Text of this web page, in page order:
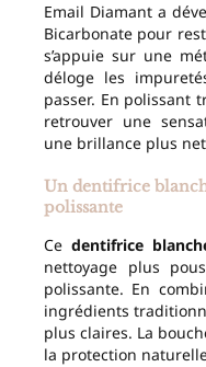
Email Diamant a
Bicarbonate pour
s’appuie sur une
déloge les
passer. En polissant
retrouver une
une brillance plus
Un dentifrice
polissante
Ce dentifrice
nettoyage plus
polissante. En
ingrédients
plus claires. La
la protection